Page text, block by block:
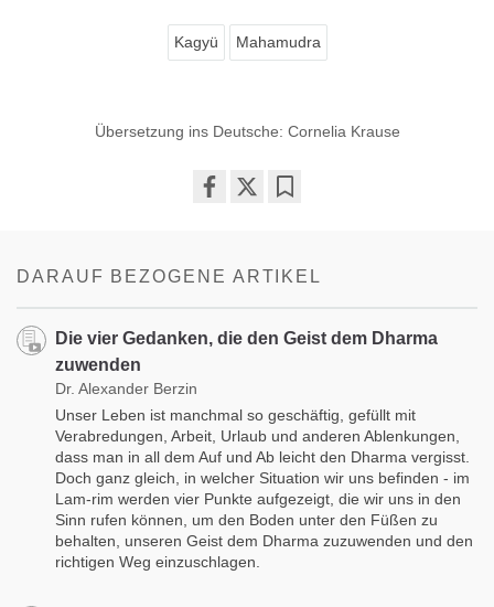
Kagyü Mahamudra
Übersetzung ins Deutsche: Cornelia Krause
DARAUF BEZOGENE ARTIKEL
Die vier Gedanken, die den Geist dem Dharma
zuwenden
Dr. Alexander Berzin
Unser Leben ist manchmal so geschäftig, gefüllt mit
Verabredungen, Arbeit, Urlaub und anderen Ablenkungen,
dass man in all dem Auf und Ab leicht den Dharma vergisst.
Doch ganz gleich, in welcher Situation wir uns befinden - im
Lam-rim werden vier Punkte aufgezeigt, die wir uns in den
Sinn rufen können, um den Boden unter den Füßen zu
behalten, unseren Geist dem Dharma zuzuwenden und den
richtigen Weg einzuschlagen.